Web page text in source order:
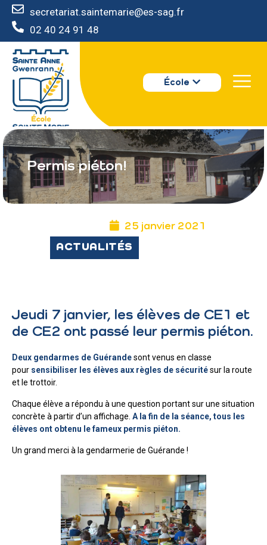
secretariat.saintemarie@es-sag.fr
02 40 24 91 48
École
Permis piéton!
ÉCOLE SAINTE MARIE - GUÉRANDE
QUI SOMMES NOUS ?
LES ACTEURS
INFOS PRATIQUES
INSCRIRE SON ENFANT
ACTUALITÉS
25 janvier 2021
Jeudi 7 janvier, les élèves de CE1 et
de CE2 ont passé leur permis piéton.
Deux gendarmes de Guérandesont venus en classe
pour sensibiliser les élèves aux règles de sécuritésur la route
et le trottoir.
Chaque élève a répondu à une question portant sur une situation
concrète à partir d’un affichage. A la fin de la séance, tous les
élèves ont obtenu le fameux permis piéton.
Un grand merci à la gendarmerie de Guérande !